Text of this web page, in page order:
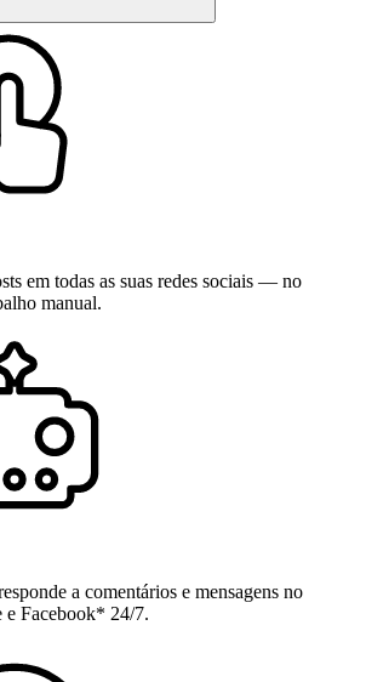
em todas as suas redes sociais — no
manual.
a comentários e mensagens no
Facebook* 24/7.